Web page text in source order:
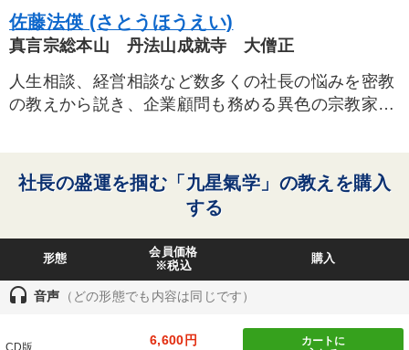
新技術 スポーツ関連 AI 資産運用
海外の成功事例 商品開発 労務問題・リスク対策
金利 教育 サービス 早わかり スポーツ関係
※「更新」を押すと「タグ・キーワード」を更新いただけます。
佐藤法偀 (さとうほうえい)
真言宗総本山 丹法山成就寺 大僧正
人生相談、経営相談など数多くの社長の悩みを密教
の教えから説き、企業顧問も務める異色の宗教家。
院を落慶する。
社長の盛運を掴む「九星氣学」の教えを購入
する
形態
会員価格
※税込
購入
headset 音声 （どの形態でも内容は同じです）
CD版 6,600円
カートに